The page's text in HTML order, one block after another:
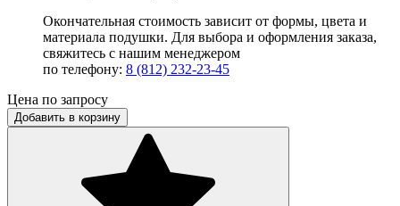
Окончательная стоимость зависит от формы, цвета и
материала подушки. Для выбора и оформления заказа,
свяжитесь с нашим менеджером
по телефону: 8 (812) 232-23-45
Цена по запросу
Добавить в корзину